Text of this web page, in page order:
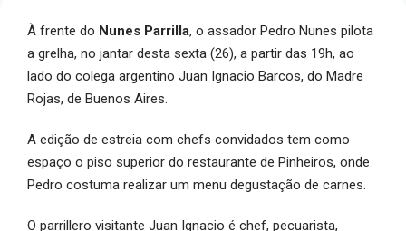
À frente do Nunes Parrilla, o assador Pedro Nunes pilota
a grelha, no jantar desta sexta (26), a partir das 19h, ao
lado do colega argentino Juan Ignacio Barcos, do Madre
Rojas, de Buenos Aires.
A edição de estreia com chefs convidados tem como
espaço o piso superior do restaurante de Pinheiros, onde
Pedro costuma realizar um menu degustação de carnes.
O parrillero visitante Juan Ignacio é chef, pecuarista,